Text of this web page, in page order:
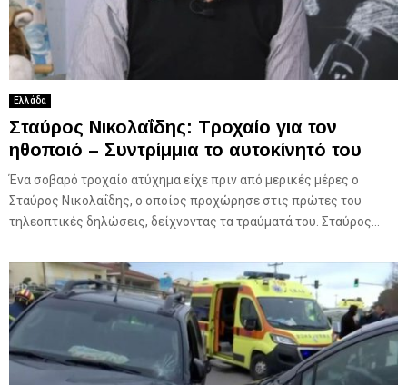
Ελλάδα
Σταύρος Νικολαΐδης: Τροχαίο για τον
ηθοποιό – Συντρίμμια το αυτοκίνητό του
Ένα σοβαρό τροχαίο ατύχημα είχε πριν από μερικές μέρες ο
Σταύρος Νικολαΐδης, ο οποίος προχώρησε στις πρώτες του
τηλεοπτικές δηλώσεις, δείχνοντας τα τραύματά του. Σταύρος...